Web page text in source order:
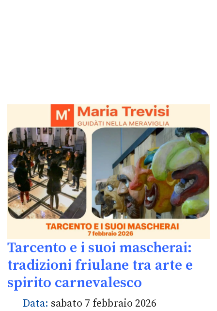
Tarcento e i suoi mascherai:
tradizioni friulane tra arte e
spirito carnevalesco
Data: sabato 7 febbraio 2026